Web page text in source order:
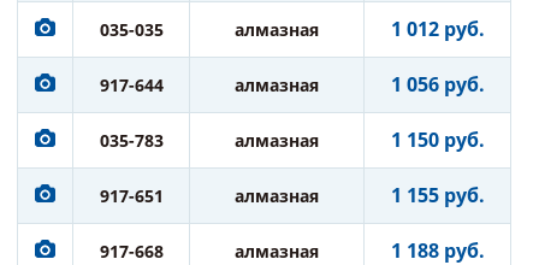
035-035 алмазная 1 012 руб.
917-644 алмазная 1 056 руб.
035-783 алмазная 1 150 руб.
917-651 алмазная 1 155 руб.
917-668 алмазная 1 188 руб.